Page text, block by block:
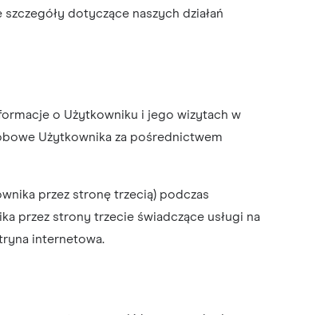
dotyczące naszych działań
o Użytkowniku i jego wizytach w
Użytkownika za pośrednictwem
przez stronę trzecią) podczas
przez strony trzecie świadczące usługi na
internetowa.